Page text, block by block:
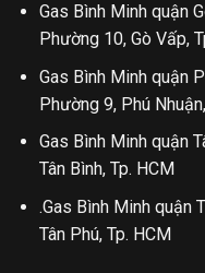
Gas Bình Minh quận
Phường 10, Gò Vấp,
Gas Bình Minh quận
Phường 9, Phú
Gas Bình Minh quận
Tân Bình, Tp. HCM
.Gas Bình Minh quận
Tân Phú, Tp. HCM